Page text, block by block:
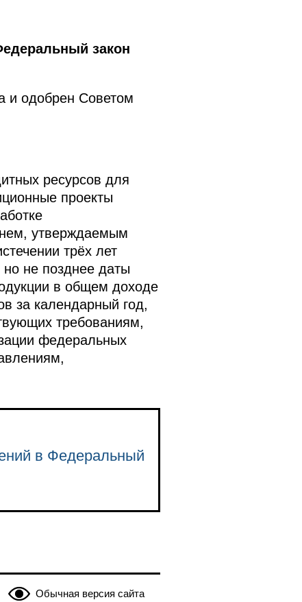
закон
и одобрен Советом
ресурсов для
проекты
утверждаемым
трёх лет
но не позднее даты
в общем доходе
за календарный год,
требованиям,
федеральных
в Федеральный
Обычная версия сайта